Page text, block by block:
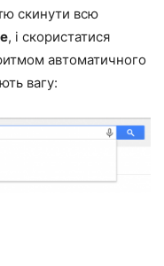
скинути всю
, і скористатися
автоматичного
вагу: